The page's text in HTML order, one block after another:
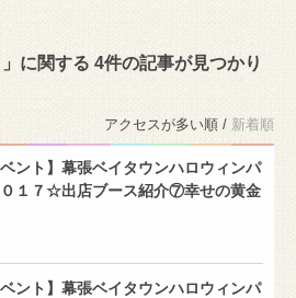
に関する 4件の記事が見つかり
アクセスが多い順 / 新着順
ベント】幕張ベイタウンハロウィンパ
１７☆出店ブース紹介⑦幸せの黄金
ベント】幕張ベイタウンハロウィンパ